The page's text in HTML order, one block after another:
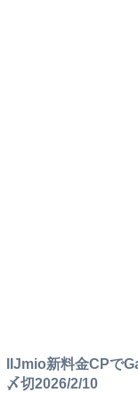
IIJmio新料金CPで
〆切2026/2/10